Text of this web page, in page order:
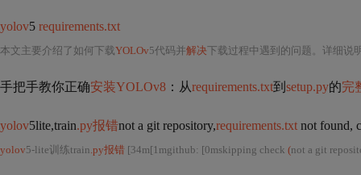
yolov5 requirements.txt
本文主要介绍了如何下载YOLOv5代码并解决下载过程中遇到的问题。详细说
手把手教你正确安装YOLOv8 ：从requirements.txt到 setup.py的完
yolov5lite,train.py报错not a git repository,requirements.txt not found,
yolov5-lite训练train.py报错 [34m[1mgithub: [0mskipping check (not a git